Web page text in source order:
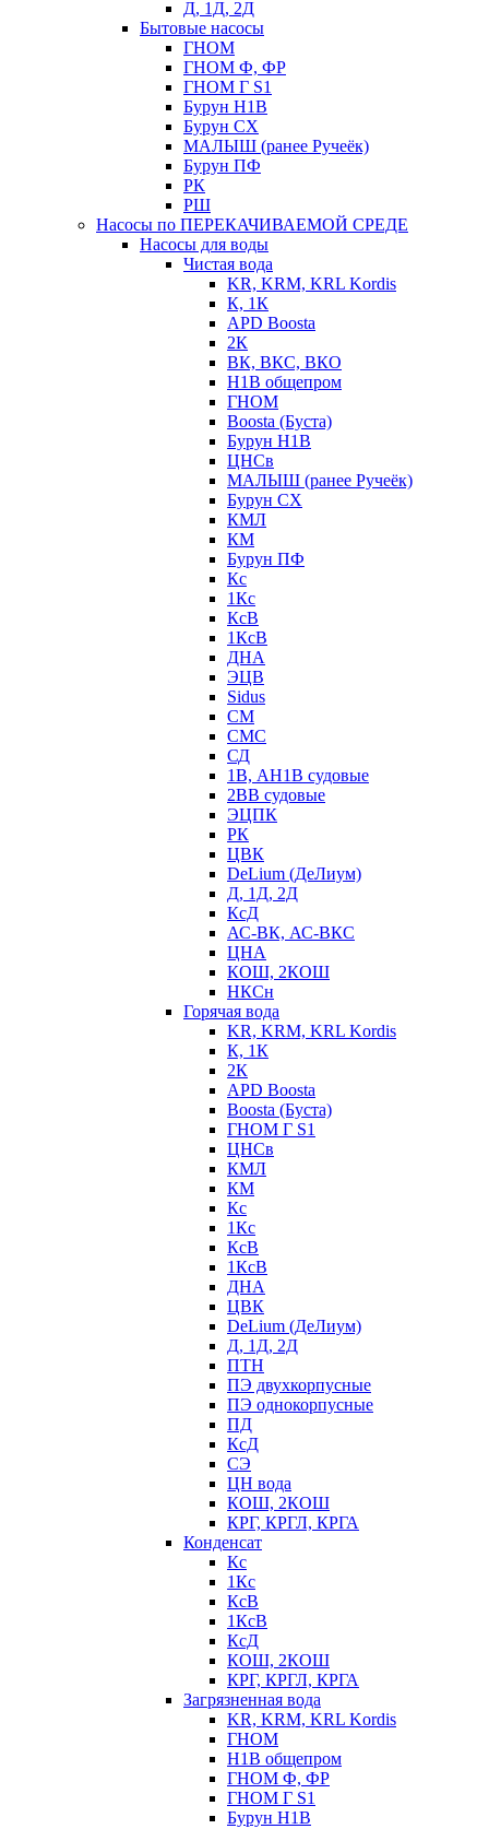
Д, 1Д, 2Д
Бытовые насосы
ГНОМ
ГНОМ Ф, ФР
ГНОМ Г S1
Бурун Н1В
Бурун СХ
МАЛЫШ (ранее Ручеёк)
Бурун ПФ
РК
РШ
Насосы по ПЕРЕКАЧИВАЕМОЙ СРЕДЕ
Насосы для воды
Чистая вода
KR, KRM, KRL Kordis
К, 1К
APD Boosta
2К
ВК, ВКС, ВКО
Н1В общепром
ГНОМ
Boosta (Буста)
Бурун Н1В
ЦНСв
МАЛЫШ (ранее Ручеёк)
Бурун СХ
КМЛ
КМ
Бурун ПФ
Кс
1Кс
КсВ
1КсВ
ДНА
ЭЦВ
Sidus
СМ
СМС
СД
1В, АН1В судовые
2ВВ судовые
ЭЦПК
РК
ЦВК
DeLium (ДеЛиум)
Д, 1Д, 2Д
КсД
АС-ВК, АС-ВКС
ЦНА
КОШ, 2КОШ
НКСн
Горячая вода
KR, KRM, KRL Kordis
К, 1К
2К
APD Boosta
Boosta (Буста)
ГНОМ Г S1
ЦНСв
КМЛ
КМ
Кс
1Кс
КсВ
1КсВ
ДНА
ЦВК
DeLium (ДеЛиум)
Д, 1Д, 2Д
ПТН
ПЭ двухкорпусные
ПЭ однокорпусные
ПД
КсД
СЭ
ЦН вода
КОШ, 2КОШ
КРГ, КРГЛ, КРГА
Конденсат
Кс
1Кс
КсВ
1КсВ
КсД
КОШ, 2КОШ
КРГ, КРГЛ, КРГА
Загрязненная вода
KR, KRM, KRL Kordis
ГНОМ
Н1В общепром
ГНОМ Ф, ФР
ГНОМ Г S1
Бурун Н1В